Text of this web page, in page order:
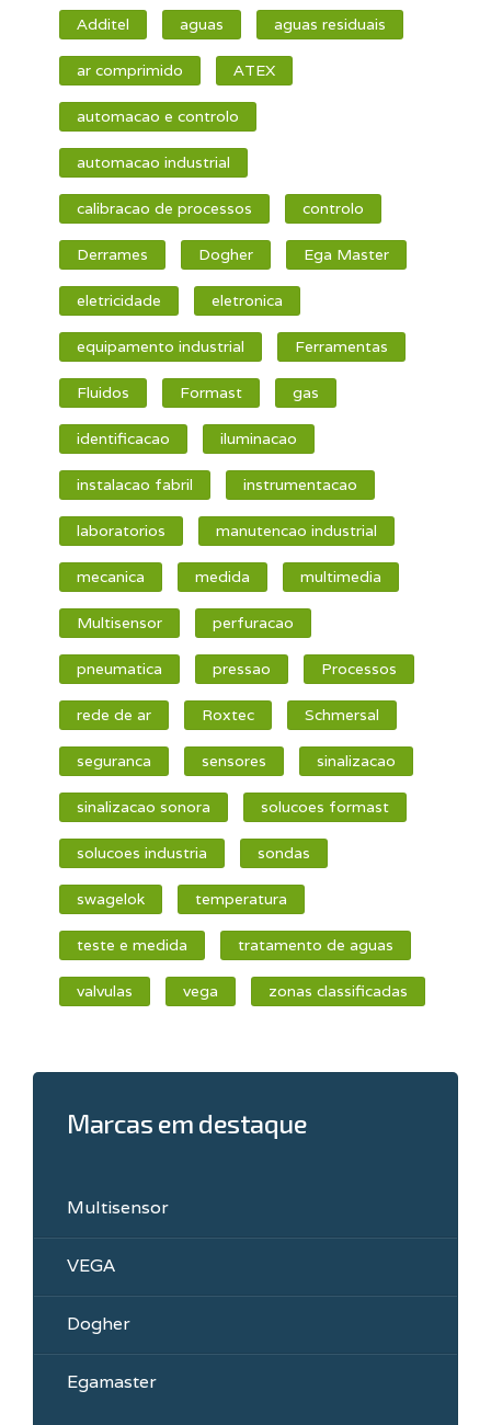
Additel aguas aguas residuais
ar comprimido ATEX
automacao e controlo
automacao industrial
calibracao de processos controlo
Derrames Dogher Ega Master
eletricidade eletronica
equipamento industrial Ferramentas
Fluidos Formast gas
identificacao iluminacao
instalacao fabril instrumentacao
laboratorios manutencao industrial
mecanica medida multimedia
Multisensor perfuracao
pneumatica pressao Processos
rede de ar Roxtec Schmersal
seguranca sensores sinalizacao
sinalizacao sonora solucoes formast
solucoes industria sondas
swagelok temperatura
teste e medida tratamento de aguas
valvulas vega zonas classificadas
Marcas em destaque
Multisensor
VEGA
Dogher
Egamaster